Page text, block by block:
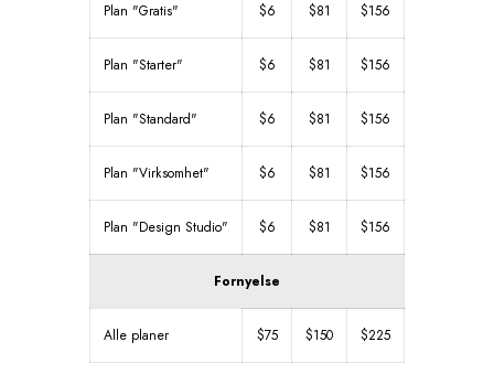
Plan "Gratis" $6 $81 $156
Plan "Starter" $6 $81 $156
Plan "Standard" $6 $81 $156
Plan "Virksomhet" $6 $81 $156
Plan "Design Studio" $6 $81 $156
Fornyelse
Alle planer $75 $150 $225